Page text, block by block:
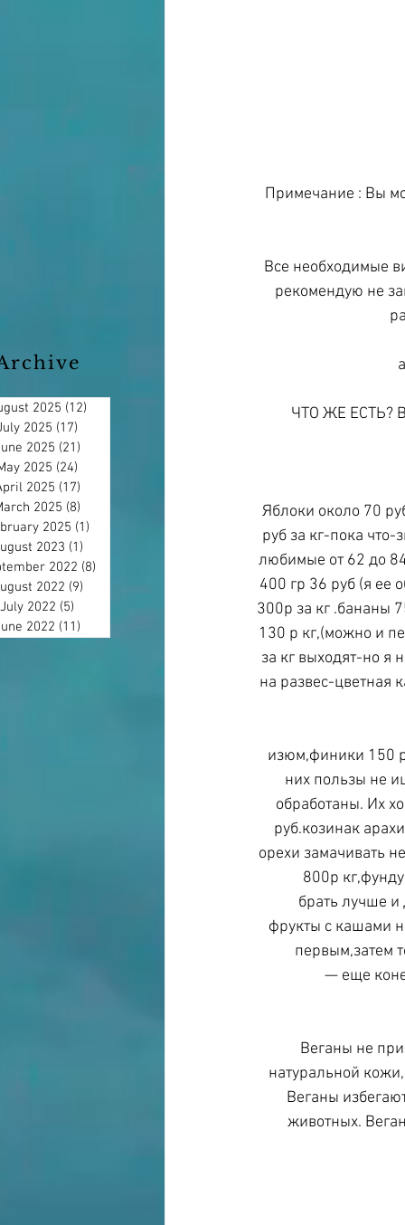
2025 (12)
2025 (17)
2025 (21)
2025 (24)
2025 (17)
2025 (8)
2025 (1)
2023 (1)
2022 (8)
2022 (9)
July 2022 (5)
2022 (11)
Примечание : Вы
Все необходимые
рекомендую не
ЧТО ЖЕ
Яблоки около 70
руб за кг-пока
любимые от 62 до
400 гр 36 руб (я ее
300р за кг .бананы
130 р кг,(можно и
за кг выходят-но я
на развес-цветная
изюм,финики 150 р
них пользы не
обработаны. Их
руб.козинак
орехи замачивать
800р
брать лучше
фрукты с кашами
первым,затем
— еще
Веганы не
натуральной
Веганы
животных.